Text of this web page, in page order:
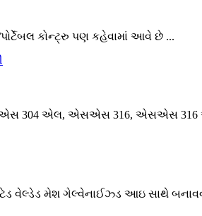
કોન્ટ્રુ પણ કહેવામાં આવે છે ...
304 એલ, એસએસ 316, એસએસ 316
વેલ્ડેડ મેશ ગેલ્વેનાઈઝ્ડ આઇ સાથે